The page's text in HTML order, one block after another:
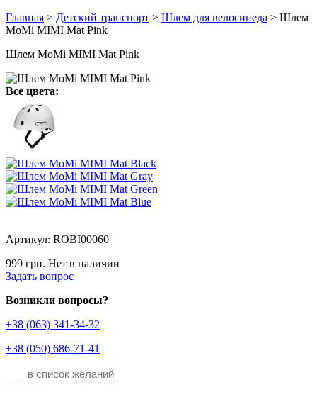
Главная > Детский транспорт > Шлем для велосипеда > Шлем
MoMi MIMI Mat Pink
Шлем MoMi MIMI Mat Pink
Все цвета:
Артикул: ROBI00060
999 грн. Нет в наличии
Задать вопрос
Возникли вопросы?
+38 (063) 341-34-32
+38 (050) 686-71-41
в список желаний